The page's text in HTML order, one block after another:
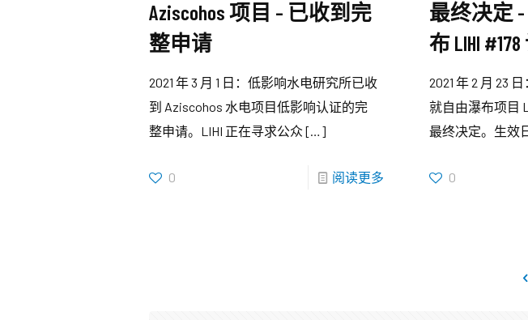
Aziscohos 项目 – 已收到完
整申请
2021 年 3 月 1 日：低影响水电研究所已收
到 Aziscohos 水电项目低影响认证的完
整申请。LIHI 正在寻求公众 […]
0 阅读更多
最终决定
布 LIHI
2021 年 2 月 23
就自由瀑布项目
最终决定。生效
0